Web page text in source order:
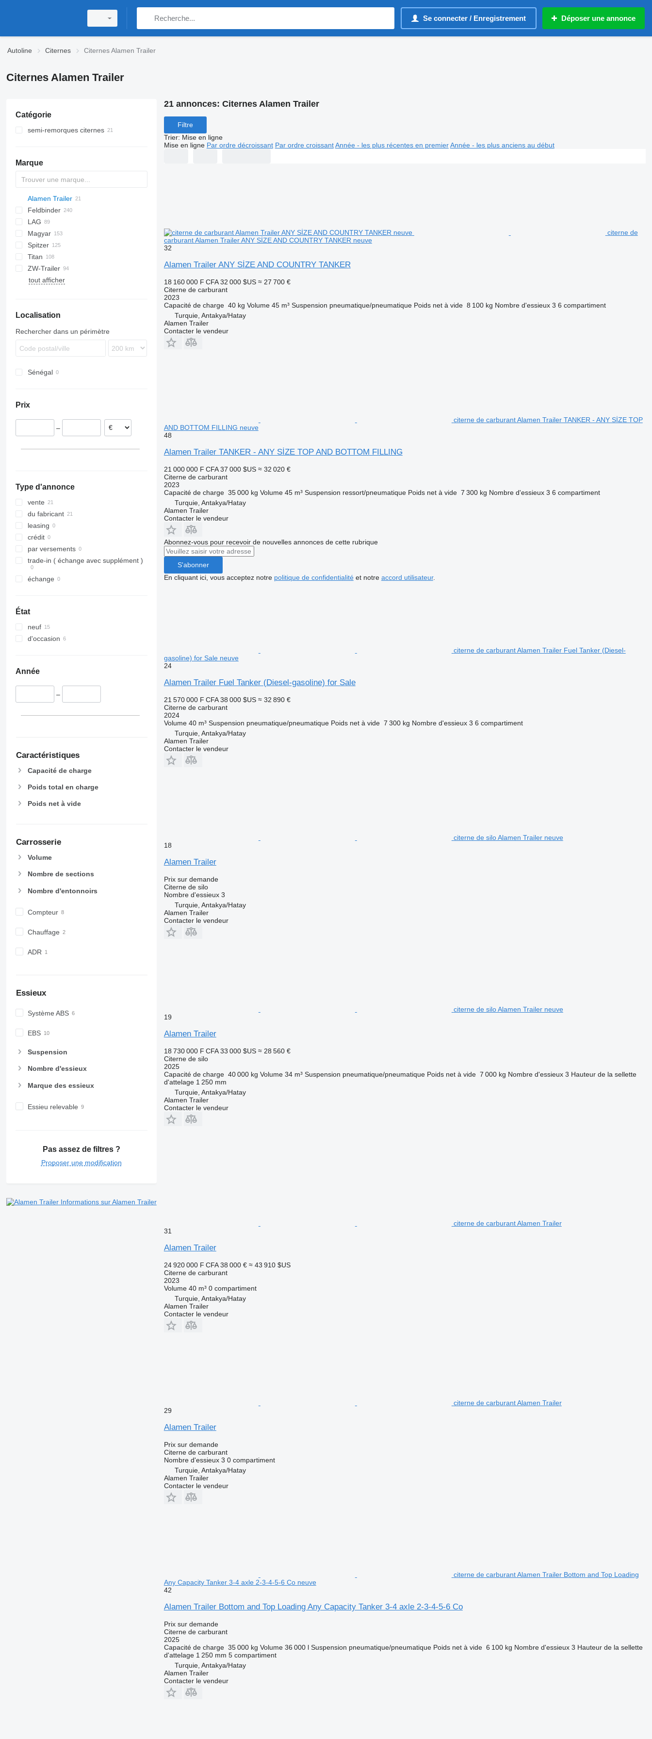
Se connecter / Enregistrement Déposer une annonce
Autoline Citernes Citernes Alamen Trailer
Citernes Alamen Trailer
Catégorie
semi-remorques citernes
citernes de ciment
citernes chimiques
Marque
54500
Alamen Trailer
SVM
NCG
NG
CB
T-series
SAPL
KIS
STF
ADR
BPDO
BPO
SOA
K series
LPG
45
AMMONIA
LPG
Carrytank
TF
Feldbinder
EUT
KIP
TSA
ASW
TX
Stralis
Modulo
TSA
SSK
SSL
STB
STS
LAG
0-3
GSA
O-3
TGS
Magyar
S-series
SR
SA
SL
L-series
CM
MACOLA
SCT
TS
Spitzer
SF
SK
LPG
OPL 38
Titan
SP
TX
ADR
97
NS
LPG
ZW-Trailer
tout afficher
Localisation
Rechercher dans un périmètre
Sénégal
Prix
–
Type d'annonce
vente
du fabricant
leasing
crédit
par versements
trade-in ( échange avec supplément )
échange
État
neuf
d'occasion
Année
–
Caractéristiques
Capacité de charge
Poids total en charge
Poids net à vide
Carrosserie
Volume
Nombre de sections
Nombre d'entonnoirs
Compteur
Chauffage
ADR
Essieux
Système ABS
EBS
Suspension
Nombre d'essieux
Marque des essieux
Essieu relevable
Pas assez de filtres ?
Proposer une modification
Informations sur Alamen Trailer
21 annonces: Citernes Alamen Trailer
Filtre
Trier: Mise en ligne
Mise en ligne Par ordre décroissant Par ordre croissant Année - les plus récentes en premier Année - les plus anciens au début
citerne de
carburant Alamen Trailer ANY SİZE AND COUNTRY TANKER neuve
32
Alamen Trailer ANY SİZE AND COUNTRY TANKER
18 160 000 F CFA 32 000 $US ≈ 27 700 €
Citerne de carburant
2023
Capacité de charge 40 kg Volume 45 m³ Suspension pneumatique/pneumatique Poids net à vide 8 100 kg Nombre d'essieux 3 6 compartiment
Turquie, Antakya/Hatay
Alamen Trailer
Contacter le vendeur
citerne de carburant Alamen Trailer TANKER - ANY SİZE TOP
AND BOTTOM FILLING neuve
48
Alamen Trailer TANKER - ANY SİZE TOP AND BOTTOM FILLING
21 000 000 F CFA 37 000 $US ≈ 32 020 €
Citerne de carburant
2023
Capacité de charge 35 000 kg Volume 45 m³ Suspension ressort/pneumatique Poids net à vide 7 300 kg Nombre d'essieux 3 6 compartiment
Turquie, Antakya/Hatay
Alamen Trailer
Contacter le vendeur
Abonnez-vous pour recevoir de nouvelles annonces de cette rubrique
S'abonner
En cliquant ici, vous acceptez notre politique de confidentialitéet notre accord utilisateur.
citerne de carburant Alamen Trailer Fuel Tanker (Diesel-
gasoline) for Sale neuve
24
Alamen Trailer Fuel Tanker (Diesel-gasoline) for Sale
21 570 000 F CFA 38 000 $US ≈ 32 890 €
Citerne de carburant
2024
Volume 40 m³ Suspension pneumatique/pneumatique Poids net à vide 7 300 kg Nombre d'essieux 3 6 compartiment
Turquie, Antakya/Hatay
Alamen Trailer
Contacter le vendeur
citerne de silo Alamen Trailer neuve
18
Alamen Trailer
Prix sur demande
Citerne de silo
Nombre d'essieux 3
Turquie, Antakya/Hatay
Alamen Trailer
Contacter le vendeur
citerne de silo Alamen Trailer neuve
19
Alamen Trailer
18 730 000 F CFA 33 000 $US ≈ 28 560 €
Citerne de silo
2025
Capacité de charge 40 000 kg Volume 34 m³ Suspension pneumatique/pneumatique Poids net à vide 7 000 kg Nombre d'essieux 3 Hauteur de la sellette
d'attelage 1 250 mm
Turquie, Antakya/Hatay
Alamen Trailer
Contacter le vendeur
citerne de carburant Alamen Trailer
31
Alamen Trailer
24 920 000 F CFA 38 000 € ≈ 43 910 $US
Citerne de carburant
2023
Volume 40 m³ 0 compartiment
Turquie, Antakya/Hatay
Alamen Trailer
Contacter le vendeur
citerne de carburant Alamen Trailer
29
Alamen Trailer
Prix sur demande
Citerne de carburant
Nombre d'essieux 3 0 compartiment
Turquie, Antakya/Hatay
Alamen Trailer
Contacter le vendeur
citerne de carburant Alamen Trailer Bottom and Top Loading
Any Capacity Tanker 3-4 axle 2-3-4-5-6 Co neuve
42
Alamen Trailer Bottom and Top Loading Any Capacity Tanker 3-4 axle 2-3-4-5-6 Co
Prix sur demande
Citerne de carburant
2025
Capacité de charge 35 000 kg Volume 36 000 l Suspension pneumatique/pneumatique Poids net à vide 6 100 kg Nombre d'essieux 3 Hauteur de la sellette
d'attelage 1 250 mm 5 compartiment
Turquie, Antakya/Hatay
Alamen Trailer
Contacter le vendeur